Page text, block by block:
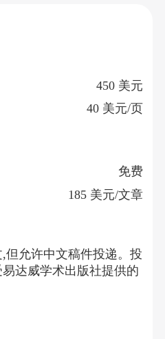
450 美元
40 美元/页
免费
185 美元/文章
但允许中文稿件投递。投
达威学术出版社提供的